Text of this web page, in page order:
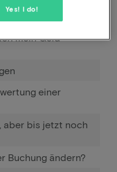
mein Geld
einer
aber bis jetzt noch
Buchung ändern?
Yes! I do!